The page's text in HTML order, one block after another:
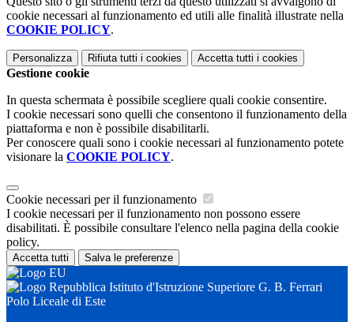
cookie necessari al funzionamento ed utili alle finalità illustrate nella
COOKIE POLICY.
Personalizza Rifiuta tutti i cookies Accetta tutti i cookies
Gestione cookie
In questa schermata è possibile scegliere quali cookie consentire.
I cookie necessari sono quelli che consentono il funzionamento della
piattaforma e non è possibile disabilitarli.
Per conoscere quali sono i cookie necessari al funzionamento potete
visionare la COOKIE POLICY.
Cookie necessari per il funzionamento
I cookie necessari per il funzionamento non possono essere
disabilitati. È possibile consultare l'elenco nella pagina della cookie
policy.
Accetta tutti Salva le preferenze
Istituto d'Istruzione Superiore G. B. Ferrari
Polo Liceale di Este